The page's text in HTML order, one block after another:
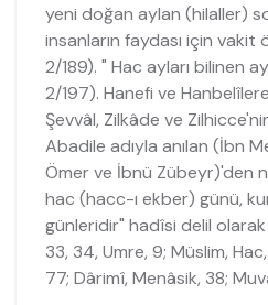
yeni doğan aylan (hilaller)
insanların faydası için
2/189). " Hac ayları bilinen
2/197). Hanefi ve
Şevvâl, Zilkâde ve
Abadile adıyla anılan (İbn
Ömer ve İbnü Zübeyr)'den
hac (hacc-ı ekber) günü,
günleridir" hadîsi delil
33, 34, Umre, 9; Müslim,
77; Dârimî, Menâsik, 38;